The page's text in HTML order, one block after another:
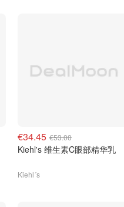
€34.45 €53.00
Kiehl's 维生素C眼部精华乳
Kiehl´s